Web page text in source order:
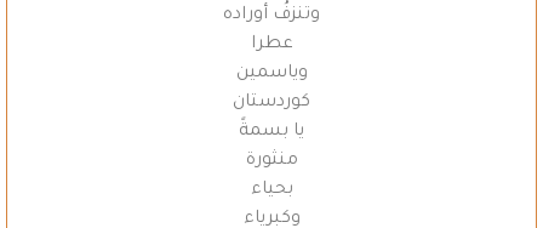
وتنزفُ أوراده
عطرا
وياسمين
كوردستان
يا بسمةً
منثورة
بحياء
وكبرياء